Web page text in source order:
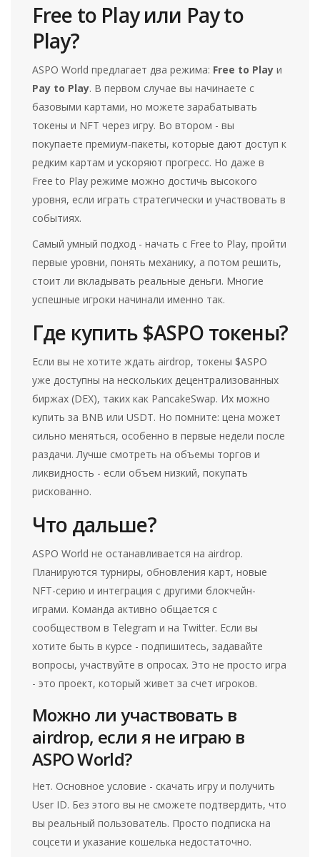
Free to Play или Pay to
Play?
ASPO World предлагает два режима: Free to Play и
Pay to Play. В первом случае вы начинаете с
базовыми картами, но можете зарабатывать
токены и NFT через игру. Во втором - вы
покупаете премиум-пакеты, которые дают доступ к
редким картам и ускоряют прогресс. Но даже в
Free to Play режиме можно достичь высокого
уровня, если играть стратегически и участвовать в
событиях.
Самый умный подход - начать с Free to Play, пройти
первые уровни, понять механику, а потом решить,
стоит ли вкладывать реальные деньги. Многие
успешные игроки начинали именно так.
Где купить $ASPO токены?
Если вы не хотите ждать airdrop, токены $ASPO
уже доступны на нескольких децентрализованных
биржах (DEX), таких как PancakeSwap. Их можно
купить за BNB или USDT. Но помните: цена может
сильно меняться, особенно в первые недели после
раздачи. Лучше смотреть на объемы торгов и
ликвидность - если объем низкий, покупать
рискованно.
Что дальше?
ASPO World не останавливается на airdrop.
Планируются турниры, обновления карт, новые
NFT-серию и интеграция с другими блокчейн-
играми. Команда активно общается с
сообществом в Telegram и на Twitter. Если вы
хотите быть в курсе - подпишитесь, задавайте
вопросы, участвуйте в опросах. Это не просто игра
- это проект, который живет за счет игроков.
Можно ли участвовать в
airdrop, если я не играю в
ASPO World?
Нет. Основное условие - скачать игру и получить
User ID. Без этого вы не сможете подтвердить, что
вы реальный пользователь. Просто подписка на
соцсети и указание кошелька недостаточно.